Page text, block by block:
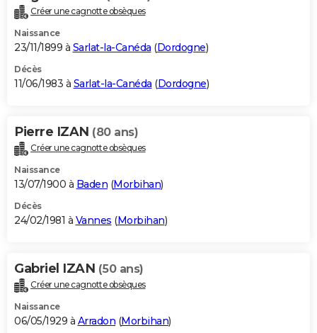
Créer une cagnotte obsèques
Naissance
23/11/1899 à Sarlat-la-Canéda (Dordogne)
Décès
11/06/1983 à Sarlat-la-Canéda (Dordogne)
Pierre IZAN (80 ans)
Créer une cagnotte obsèques
Naissance
13/07/1900 à Baden (Morbihan)
Décès
24/02/1981 à Vannes (Morbihan)
Gabriel IZAN (50 ans)
Créer une cagnotte obsèques
Naissance
06/05/1929 à Arradon (Morbihan)